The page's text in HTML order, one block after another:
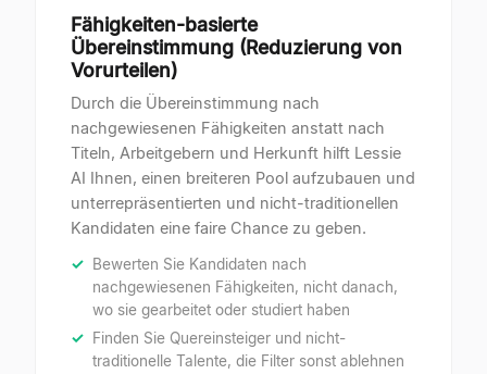
Fähigkeiten-basierte
Übereinstimmung (Reduzierung von
Vorurteilen)
Durch die Übereinstimmung nach
nachgewiesenen Fähigkeiten anstatt nach
Titeln, Arbeitgebern und Herkunft hilft Lessie
AI Ihnen, einen breiteren Pool aufzubauen und
unterrepräsentierten und nicht-traditionellen
Kandidaten eine faire Chance zu geben.
Bewerten Sie Kandidaten nach
nachgewiesenen Fähigkeiten, nicht danach,
wo sie gearbeitet oder studiert haben
Finden Sie Quereinsteiger und nicht-
traditionelle Talente, die Filter sonst ablehnen